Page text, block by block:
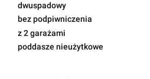
dwuspadowy
bez podpiwniczenia
z 2 garażami
poddasze nieużytkowe